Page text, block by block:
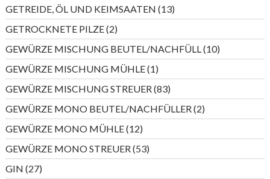
GETREIDE, ÖL UND KEIMSAATEN 1313
Produkte
GETROCKNETE PILZE 22
Produkte
GEWÜRZE MISCHUNG BEUTEL/NACHFÜLL 1010
Produkte
GEWÜRZE MISCHUNG MÜHLE 11
Produkt
GEWÜRZE MISCHUNG STREUER 8383
Produkte
GEWÜRZE MONO BEUTEL/NACHFÜLLER 22
Produkte
GEWÜRZE MONO MÜHLE 1212
Produkte
GEWÜRZE MONO STREUER 5353
Produkte
GIN 2727